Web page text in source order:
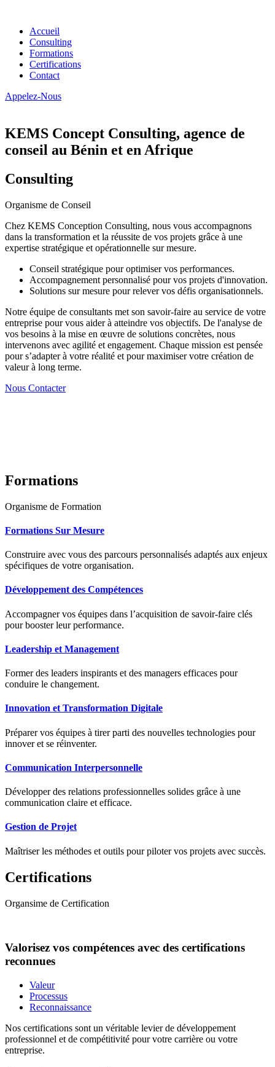
Accueil
Consulting
Formations
Certifications
Contact
Appelez-Nous
KEMS Concept Consulting, agence de
conseil au Bénin et en Afrique
Consulting
Organisme de Conseil
Chez KEMS Conception Consulting, nous vous accompagnons
dans la transformation et la réussite de vos projets grâce à une
expertise stratégique et opérationnelle sur mesure.
Conseil stratégique pour optimiser vos performances.
Accompagnement personnalisé pour vos projets d'innovation.
Solutions sur mesure pour relever vos défis organisationnels.
Notre équipe de consultants met son savoir-faire au service de votre
entreprise pour vous aider à atteindre vos objectifs. De l'analyse de
vos besoins à la mise en œuvre de solutions concrètes, nous
intervenons avec agilité et engagement. Chaque mission est pensée
pour s’adapter à votre réalité et pour maximiser votre création de
valeur à long terme.
Nous Contacter
Formations
Organisme de Formation
Formations Sur Mesure
Construire avec vous des parcours personnalisés adaptés aux enjeux
spécifiques de votre organisation.
Développement des Compétences
Accompagner vos équipes dans l’acquisition de savoir-faire clés
pour booster leur performance.
Leadership et Management
Former des leaders inspirants et des managers efficaces pour
conduire le changement.
Innovation et Transformation Digitale
Préparer vos équipes à tirer parti des nouvelles technologies pour
innover et se réinventer.
Communication Interpersonnelle
Développer des relations professionnelles solides grâce à une
communication claire et efficace.
Gestion de Projet
Maîtriser les méthodes et outils pour piloter vos projets avec succès.
Certifications
Organsime de Certification
Valorisez vos compétences avec des certifications
reconnues
Valeur
Processus
Reconnaissance
Nos certifications sont un véritable levier de développement
professionnel et de compétitivité pour votre carrière ou votre
entreprise.